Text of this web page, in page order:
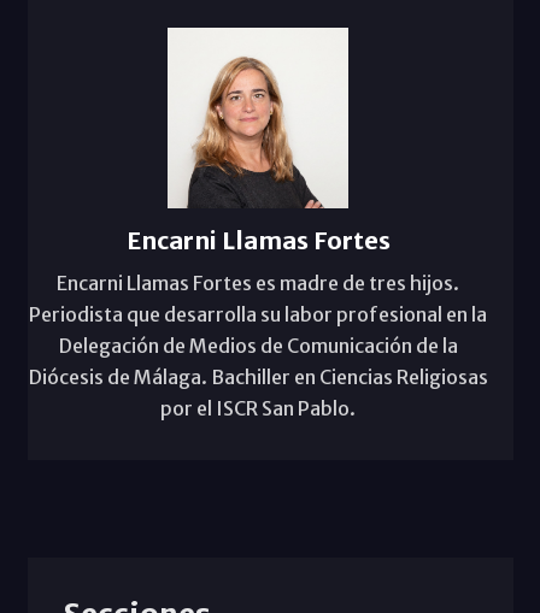
Encarni Llamas Fortes
Encarni Llamas Fortes es madre de tres hijos.
Periodista que desarrolla su labor profesional en la
Delegación de Medios de Comunicación de la
Diócesis de Málaga. Bachiller en Ciencias Religiosas
por el ISCR San Pablo.